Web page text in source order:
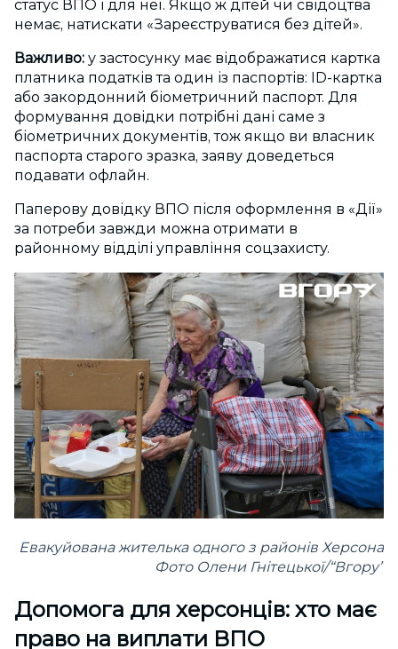
статус ВПО і для неї. Якщо ж дітей чи свідоцтва
немає, натискати «Зареєструватися без дітей».
Важливо: у застосунку має відображатися картка
платника податків та один із паспортів: ID-картка
або закордонний біометричний паспорт. Для
формування довідки потрібні дані саме з
біометричних документів, тож якщо ви власник
паспорта старого зразка, заяву доведеться
подавати офлайн.
Паперову довідку ВПО після оформлення в «Дії»
за потреби завжди можна отримати в
районному відділі управління соцзахисту.
Евакуйована жителька одного з районів Херсона
Фото Олени Гнітецької/“Вгору”
Допомога для херсонців: хто має
право на виплати ВПО